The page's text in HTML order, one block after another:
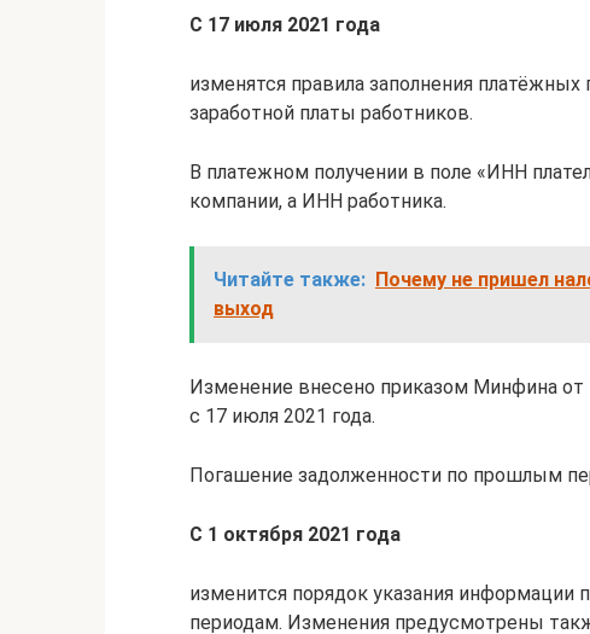
С 17 июля 2021 года
изменятся правила заполнения
заработной платы работников.
В платежном получении в поле «ИНН
компании, а ИНН работника.
Читайте также: Почему не пришел
выход
Изменение внесено приказом Минфина от
с 17 июля 2021 года.
Погашение задолженности по прошлым
С 1 октября 2021 года
изменится порядок указания
периодам. Изменения предусмотрены